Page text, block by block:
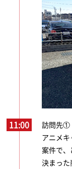
11:00
訪問先
アニメ
案件で、
決まっ